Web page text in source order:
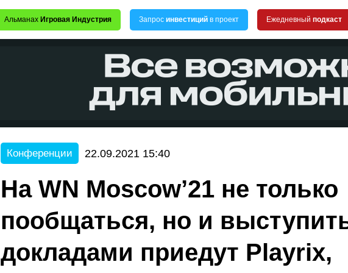
Альманах Игровая Индустрия Запрос инвестиций в проект Ежедневный подкаст
Конференции 22.09.2021 15:40
На WN Moscow’21 не только
пообщаться, но и
докладами приедут Playrix,